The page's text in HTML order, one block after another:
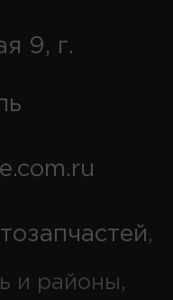
9, г.
,
и районы,